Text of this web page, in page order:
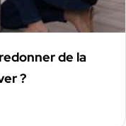
de la
?